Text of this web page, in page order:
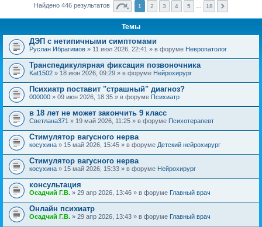
Найдено 446 результатов 1 2 3 4 5 18
Темы
ДЭП с нетипичными симптомами
Руслан Ибрагимов » 11 июл 2026, 22:41 » в форуме Невропатолог
Транспедикулярная фиксация позвоночника
Kat1502 » 18 июн 2026, 09:29 » в форуме Нейрохирург
Психиатр поставит "страшный" диагноз?
000000 » 09 июн 2026, 18:35 » в форуме Психиатр
в 18 лет не может закончить 9 класс
Светлана371 » 19 май 2026, 11:25 » в форуме Психотерапевт
Стимулятор вагусного нерва
косухина » 15 май 2026, 15:45 » в форуме Детский нейрохирург
Стимулятор вагусного нерва
косухина » 15 май 2026, 15:33 » в форуме Нейрохирург
консультация
Осадчий Г.В. » 29 апр 2026, 13:46 » в форуме Главный врач
Онлайн психиатр
Осадчий Г.В. » 29 апр 2026, 13:43 » в форуме Главный врач